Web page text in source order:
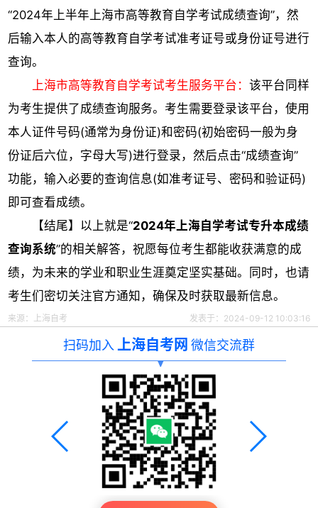
“2024年上半年上海市高等教育自学考试成绩查询”，然
后输入本人的高等教育自学考试准考证号或身份证号进行
查询。
上海市高等教育自学考试考生服务平台：该平台同样
为考生提供了成绩查询服务。考生需要登录该平台，使用
本人证件号码(通常为身份证)和密码(初始密码一般为身
份证后六位，字母大写)进行登录，然后点击“成绩查询”
功能，输入必要的查询信息(如准考证号、密码和验证码)
即可查看成绩。
【结尾】以上就是“2024年上海自学考试专升本成绩
查询系统”的相关解答，祝愿每位考生都能收获满意的成
绩，为未来的学业和职业生涯奠定坚实基础。同时，也请
考生们密切关注官方通知，确保及时获取最新信息。
来源： 上海自考 发表于：2024-09-12 10:03:16
扫码加入 上海自考网 微信交流群